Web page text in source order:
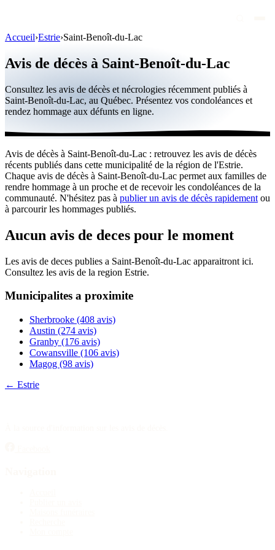
Personnalités publiques
Québec
Canada
International
Par région
Par ville
Maisons funéraires
Éternea
Accueil›Estrie›Saint-Benoît-du-Lac
Avis de décès à Saint-Benoît-du-Lac
Consultez les avis de décès et nécrologies récemment publiés à
Saint-Benoît-du-Lac, au Québec. Présentez vos condoléances et
rendez hommage aux défunts en ligne.
Avis de décès à Saint-Benoît-du-Lac : retrouvez les avis de décès
récents publiés dans cette municipalité de la région de l'Estrie.
Chaque avis de décès à Saint-Benoît-du-Lac permet aux familles de
rendre hommage à un proche et de recevoir les condoléances de la
communauté. N'hésitez pas à publier un avis de décès rapidement ou
à parcourir les hommages publiés.
Aucun avis de deces pour le moment
Les avis de deces publies a Saint-Benoît-du-Lac apparaitront ici.
Consultez les avis de la region Estrie.
Municipalites a proximite
Sherbrooke (408 avis)
Austin (274 avis)
Granby (176 avis)
Cowansville (106 avis)
Magog (98 avis)
← Estrie